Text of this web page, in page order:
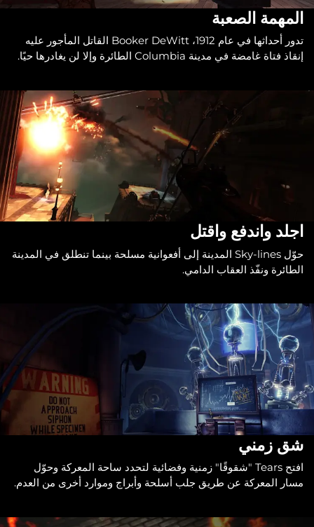
المهمة الصعبة
تدور أحداثها في عام 1912، Booker DeWitt القاتل المأجور عليه
إنقاذ فتاة غامضة في مدينة Columbia الطائرة وإلا لن يغادرها حيًا.
اجلد واندفع واقتل
حوّل Sky-lines المدينة إلى أفعوانية مسلحة بينما تنطلق في المدينة
الطائرة ونفّذ العقاب الدامي.
شق زمني
افتح Tears "شقوقًا" زمنية وفضائية لتحدد ساحة المعركة وحوّل
مسار المعركة عن طريق جلب أسلحة وأبراج وموارد أخرى من العدم.